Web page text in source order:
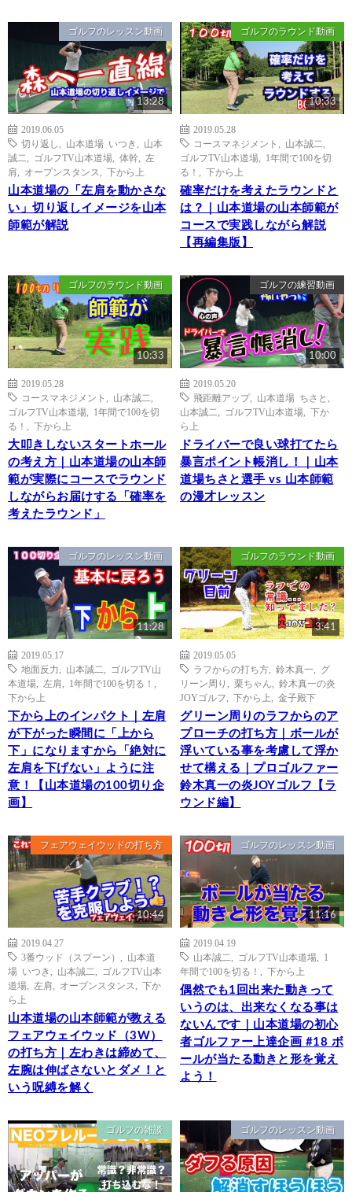
ゴルフのレッスン動画
13:28
2019.06.05
切り返し
山本道場 いつき
山本
誠二
ゴルフTV山本道場 体幹
左
肩
オープンスタンス 下から上
山本道場の「左肩を動かさな
い」切り返しイメージを山本
師範が解説
ゴルフのラウンド動画
10:33
2019.05.28
コースマネジメント
山本誠二
ゴルフTV山本道場
1年間で100を切
る！
下から上
確率だけを考えたラウンドと
は？｜山本道場の山本師範が
コースで実践しながら解説
【再編集版】
ゴルフのラウンド動画
10:33
2019.05.28
コースマネジメント
山本誠二
ゴルフTV山本道場
1年間で100を切
る！
下から上
大叩きしないスタートホール
の考え方｜山本道場の山本師
範が実際にコースでラウンド
しながらお届けする「確率を
考えたラウンド」
ゴルフの練習動画
10:00
2019.05.20
飛距離アップ, 山本道場 ちさと
山本誠二
ゴルフTV山本道場
下か
ら上
ドライバーで良い球打てたら
暴言ポイント帳消し！｜山本
道場ちさと選手 vs 山本師範
の漫才レッスン
ゴルフのレッスン動画
11:28
2019.05.17
地面反力
山本誠二
ゴルフTV山
本道場
左肩 1年間で100を切る！
下から上
下から上のインパクト｜左肩
が下がった瞬間に「上から
下」になりますから「絶対に
左肩を下げない」ように注
意！【山本道場の100切り企
画】
ゴルフのラウンド動画
3:41
2019.05.05
ラフからの打ち方
鈴木真一
グ
リーン周り
栗ちゃん
鈴木真一の炎
JOYゴルフ
下から上 金子殿下
グリーン周りのラフからのア
プローチの打ち方｜ボールが
浮いている事を考慮して浮か
せて構える｜プロゴルファー
鈴木真一の炎JOYゴルフ【ラ
ウンド編】
フェアウェイウッドの打ち方
10:44
2019.04.27
3番ウッド（スプーン）
山本道
場 いつき
山本誠二
ゴルフTV山本
道場
左肩 オープンスタンス
下か
ら上
山本道場の山本師範が教える
フェアウェイウッド（3W）
の打ち方｜左わきは締めて、
左腕は伸ばさないとダメ！と
いう呪縛を解く
ゴルフのレッスン動画
11:16
2019.04.19
山本誠二
ゴルフTV山本道場
1
年間で100を切る！
下から上
偶然でも1回出来た動きって
いうのは、出来なくなる事は
ないんです｜山本道場の初心
者ゴルファー上達企画 #18 ボ
ールが当たる動きと形を覚え
よう！
ゴルフの雑談 ゴルフのレッスン動画